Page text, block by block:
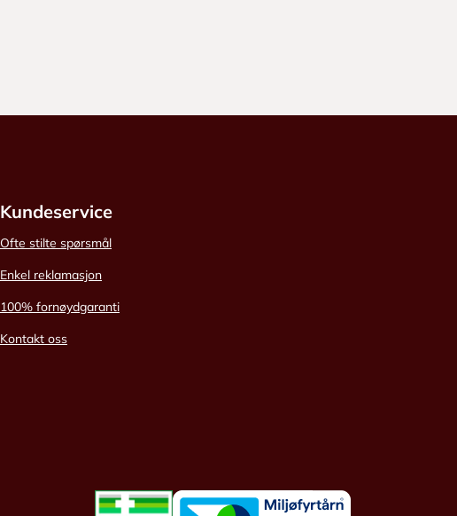
Kundeservice
Ofte stilte spørsmål
Enkel reklamasjon
100% fornøydgaranti
Kontakt oss